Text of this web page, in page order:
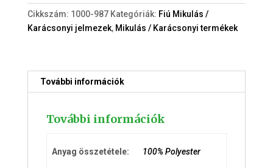
jelmez
mennyiség
Cikkszám: 1000-987 Kategóriák: Fiú Mikulás /
Karácsonyi jelmezek, Mikulás / Karácsonyi termékek
További információk
További információk
Anyag összetétele: 100% Polyester